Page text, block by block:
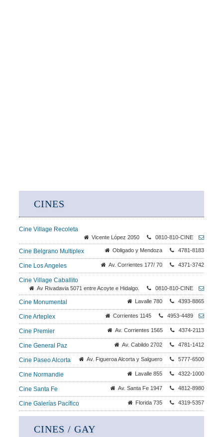
CINES
Cine Village Recoleta
Vicente López 2050 0810-810-CINE
Cine Belgrano Multiplex Obligado y Mendoza 4781-8183
Cine Los Angeles Av. Corrientes 177/ 70 4371-3742
Cine Village Caballito
Av Rivadavia 5071 entre Acoyte e Hidalgo. 0810-810-CINE
Cine Monumental Lavalle 780 4393-8865
Cine Arteplex Corrientes 1145 4953-4489
Cine Premier Av. Corrientes 1565 4374-2113
Cine General Paz Av. Cabildo 2702 4781-1412
Cine Paseo Alcorta Av. Figueroa Alcorta y Salguero 5777-6500
Cine Normandie Lavalle 855 4322-1000
Cine Santa Fe Av. Santa Fe 1947 4812-8980
Cine Galerías Pacífico Florida 735 4319-5357
CINES / GAY